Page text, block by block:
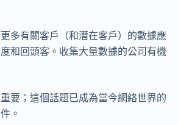
多有關客戶（和潛在客戶）的數據應
和回頭客。收集大量數據的公司有機
要；這個話題已成為當今網絡世界的
。